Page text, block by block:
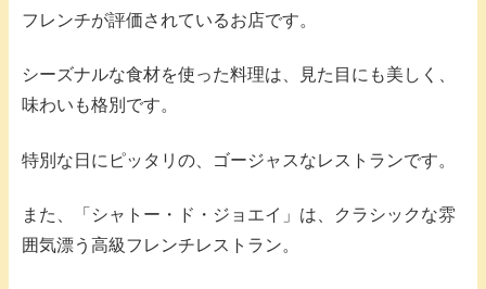
フレンチが評価されているお店です。
シーズナルな食材を使った料理は、見た目にも美しく、
味わいも格別です。
特別な日にピッタリの、ゴージャスなレストランです。
また、「シャトー・ド・ジョエイ」は、クラシックな雰
囲気漂う高級フレンチレストラン。